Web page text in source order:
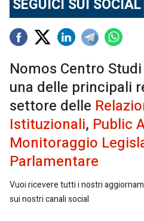
SEGUICI SUI SOCIAL
Nomos Centro
una delle principali
settore delle
Istituzionali, Public
Monitoraggio
Parlamentare
Vuoi ricevere tutti i nostri
sui nostri canali social